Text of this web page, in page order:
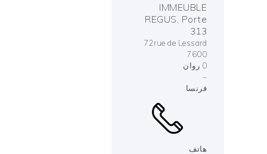
IMMEUBLE
REGUS, Porte
313
72rue de Lessard
7600
0 روان
–
فرنسا
هاتف